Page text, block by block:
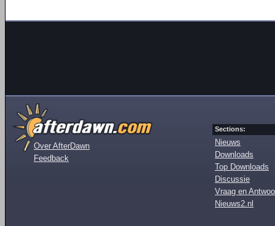
Over AfterDawn
Feedback
Sections:
Nieuws
Downloads
Top Downloads
Discussie
Vraag en
Nieuws2.nl